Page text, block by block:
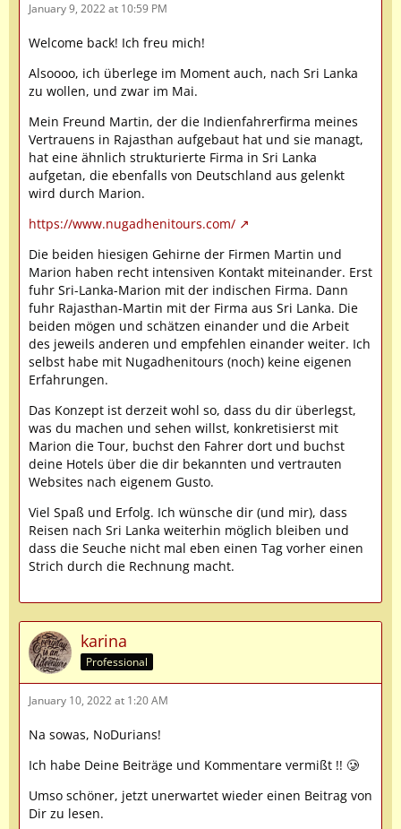
January 9, 2022 at 10:59 PM
Welcome back! Ich freu mich!
Alsoooo, ich überlege im Moment auch, nach Sri Lanka
zu wollen, und zwar im Mai.
Mein Freund Martin, der die Indienfahrerfirma meines
Vertrauens in Rajasthan aufgebaut hat und sie managt,
hat eine ähnlich strukturierte Firma in Sri Lanka
aufgetan, die ebenfalls von Deutschland aus gelenkt
wird durch Marion.
https://www.nugadhenitours.com/
Die beiden hiesigen Gehirne der Firmen Martin und
Marion haben recht intensiven Kontakt miteinander. Erst
fuhr Sri-Lanka-Marion mit der indischen Firma. Dann
fuhr Rajasthan-Martin mit der Firma aus Sri Lanka. Die
beiden mögen und schätzen einander und die Arbeit
des jeweils anderen und empfehlen einander weiter. Ich
selbst habe mit Nugadhenitours (noch) keine eigenen
Erfahrungen.
Das Konzept ist derzeit wohl so, dass du dir überlegst,
was du machen und sehen willst, konkretisierst mit
Marion die Tour, buchst den Fahrer dort und buchst
deine Hotels über die dir bekannten und vertrauten
Websites nach eigenem Gusto.
Viel Spaß und Erfolg. Ich wünsche dir (und mir), dass
Reisen nach Sri Lanka weiterhin möglich bleiben und
dass die Seuche nicht mal eben einen Tag vorher einen
Strich durch die Rechnung macht.
karina
Professional
January 10, 2022 at 1:20 AM
Na sowas, NoDurians!
Ich habe Deine Beiträge und Kommentare vermißt !! 🥲
Umso schöner, jetzt unerwartet wieder einen Beitrag von
Dir zu lesen.